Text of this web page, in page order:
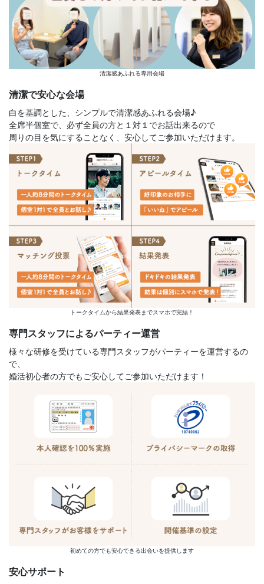
清潔感あふれる専用会場
清潔で安心な会場
白を基調とした、シンプルで清潔感あふれる会場♪
全席半個室で、必ず全員の方と１対１でお話出来るので
周りの目を気にすることなく、安心してご参加いただけます。
トークタイムから結果発表までスマホで完結！
専門スタッフによるパーティー運営
様々な研修を受けている専門スタッフがパーティーを運営するの
で、
婚活初心者の方でもご安心してご参加いただけます！
初めての方でも安心できる出会いを提供します
安心サポート